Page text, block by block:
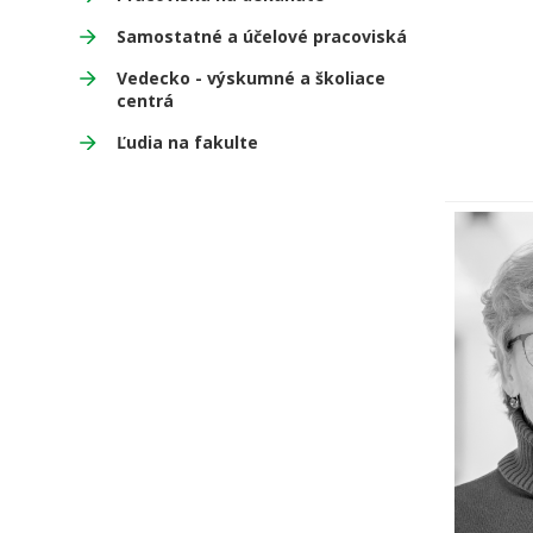
Samostatné a účelové pracoviská
Vedecko - výskumné a školiace
centrá
Ľudia na fakulte